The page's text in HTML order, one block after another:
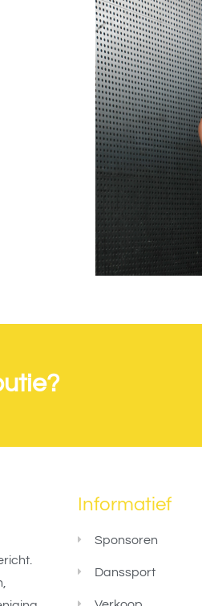
Informatief
Sponsoren
Danssport